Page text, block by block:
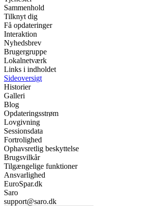
Sammenhold
Tilknyt dig
Få opdateringer
Interaktion
Nyhedsbrev
Brugergruppe
Lokalnetværk
Links i indholdet
Sideoversigt
Historier
Galleri
Blog
Opdateringsstrøm
Lovgivning
Sessionsdata
Fortrolighed
Ophavsretlig beskyttelse
Brugsvilkår
Tilgængelige funktioner
Ansvarlighed
EuroSpar.dk
Saro
support@saro.dk